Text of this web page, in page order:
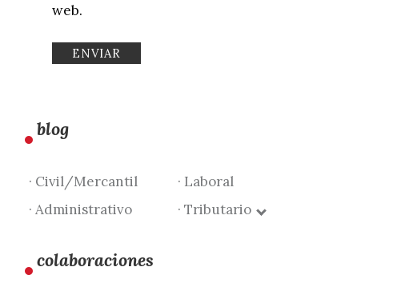
web.
blog
· Civil/Mercantil
· Laboral
· Administrativo
· Tributario
colaboraciones